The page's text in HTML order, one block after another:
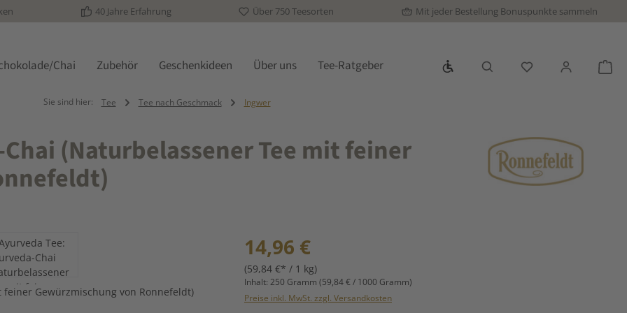
40 Jahre Erfahrung Über 750 Teesorten Mit jeder Bestellung Bonuspunkte sammeln
Chai Zubehör Geschenkideen Über uns Tee-Ratgeber Werkzeugleiste anzeigen
Du hast 0
Sie sind hier: Tee Tee nach Geschmack Ingwer
(Naturbelassener Tee mit feiner
Regulärer Preis:
14,96 €
(59,84 €* / 1 kg)
Inhalt: 250 Gramm (59,84 € / 1000 Gramm)
Preise inkl. MwSt. zzgl. Versandkosten